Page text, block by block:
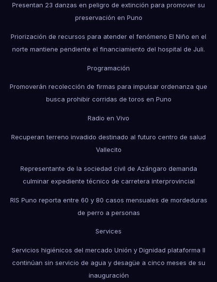
Presentan 23 danzas en peligro de extinción para promover su
preservación en Puno
Priorización de recursos para atender el fenómeno El Niño en el
norte mantiene pendiente el financiamiento del hospital de Juli.
Programación
Promoverán recolección de firmas para impulsar ordenanza que
busca prohibir corridas de toros en Puno
Radio en Vivo
Recuperan terreno invadido destinado al futuro centro de salud
Vallecito
Representante de la sociedad civil de Azángaro demanda
culminar expediente técnico de carretera interprovincial
RIS Puno reporta entre 60 y 80 casos mensuales de mordeduras
de perro a personas
Services
Servicios higiénicos del mercado Unión y Dignidad plataforma II
continúan sin servicio de agua y desagüe a cinco meses de su
inauguración